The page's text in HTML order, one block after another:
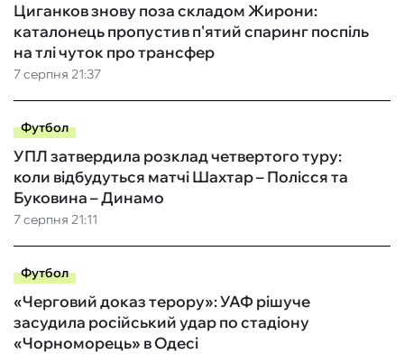
7 серпня 21:37
Циганков знову поза складом Жирони:
каталонець пропустив п'ятий спаринг поспіль
на тлі чуток про трансфер
Футбол
7 серпня 21:11
УПЛ затвердила розклад четвертого туру:
коли відбудуться матчі Шахтар – Полісся та
Буковина – Динамо
Футбол
«Черговий доказ терору»: УАФ рішуче
засудила російський удар по стадіону
«Чорноморець» в Одесі